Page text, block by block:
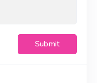
Submit